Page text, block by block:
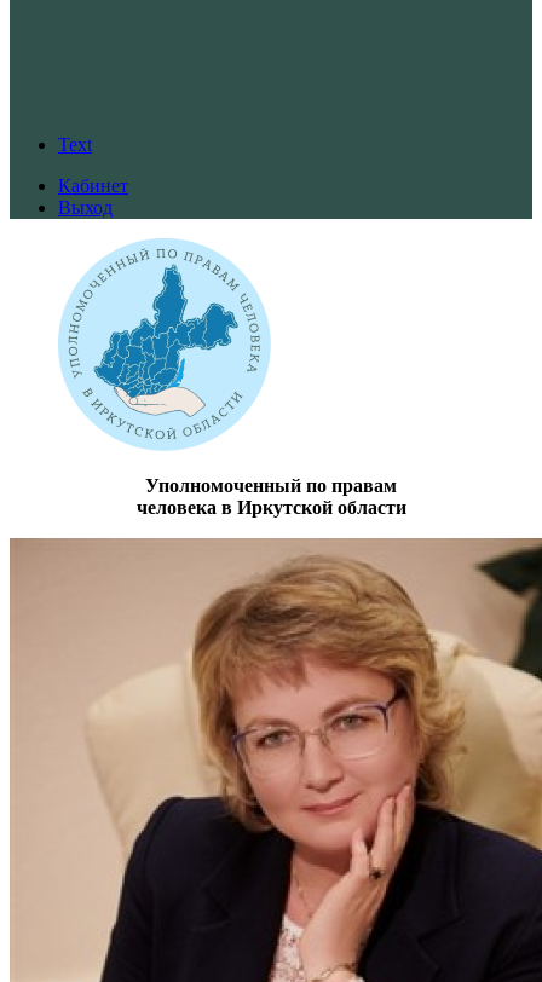
Text
Кабинет
Выход
Уполномоченный по правам
человека в Иркутской области